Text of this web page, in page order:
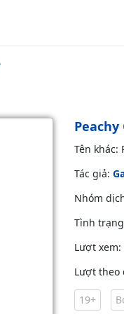
Peachy
Tên khác:
Tác giả:
Nhóm
Tình
Lượt xem:
Lượt theo
19+